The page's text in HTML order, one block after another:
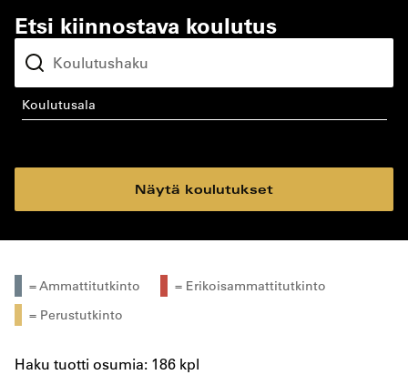
Etsi kiinnostava koulutus
koulutusala
Näytä koulutukset
= Ammattitutkinto
= Erikoisammattitutkinto
= Perustutkinto
Haku tuotti osumia: 186 kpl